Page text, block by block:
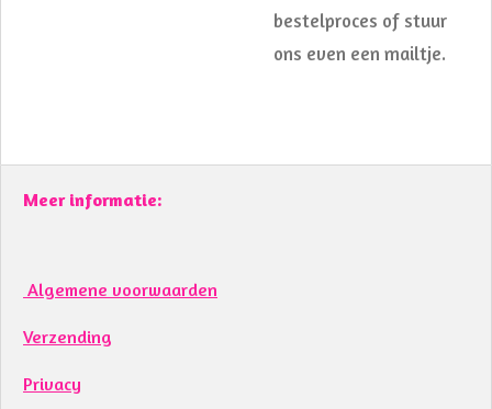
bestelproces of stuur
ons even een mailtje.
Meer informatie:
Algemene voorwaarden
Verzending
Privacy